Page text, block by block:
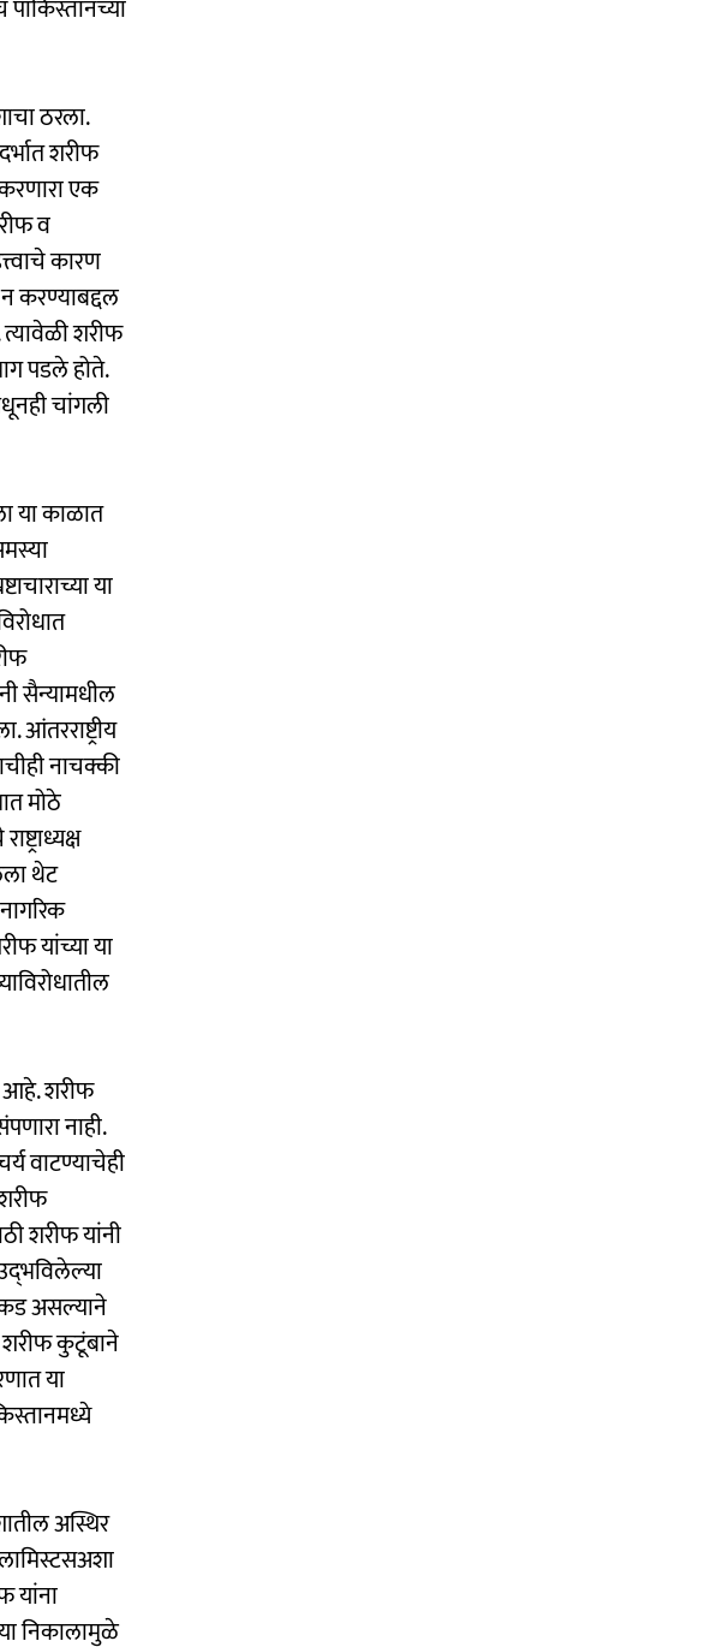
ठरला.
शरीफ
एक
व
कारण
करण्याबद्दल
त्यावेळी शरीफ
पडले होते.
चांगली
या काळात
या
सैन्यामधील
नाचक्की
मोठे
थेट
यांच्या या
आहे. शरीफ
नाही.
वाटण्याचेही
शरीफ यांनी
असल्याने
शरीफ कुटूंबाने
या
अस्थिर
यांना
निकालामुळे